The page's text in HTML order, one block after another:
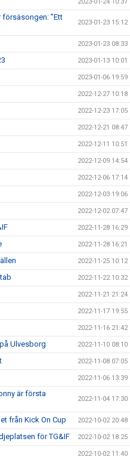
”Ett
2023-01-23 15:12
2023-01-23 08:33
2023-01-13 10:01
2023-01-06 19:59
2022-12-27 10:18
2022-12-23 17:05
2022-12-21 08:47
2022-12-11 10:51
2022-12-09 14:54
2022-12-06 17:14
2022-12-03 19:06
2022-12-02 07:47
2022-11-28 16:29
2022-11-28 16:21
2022-11-25 10:12
2022-11-22 10:32
2022-11-21 21:24
2022-11-17 19:55
2022-11-16 21:42
Ulvesborg 2022-11-10 08:10
2022-11-08 07:05
2022-11-06 13:39
är första
2022-11-04 17:30
från Kick On Cup 2022-10-02 20:48
för TG&IF 2022-10-02 18:25
2022-10-02 11:40